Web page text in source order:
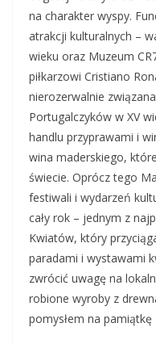
na charakter wyspy.
atrakcji kulturalnych –
wieku oraz Muzeum
piłkarzowi Cristiano
nierozerwalnie
Portugalczyków w XV
handlu przyprawami i
wina maderskiego,
świecie. Oprócz tego
festiwali i wydarzeń
cały rok – jednym z
Kwiatów, który
paradami i wystawami
zwrócić uwagę na
robione wyroby z
pomysłem na pamiątkę